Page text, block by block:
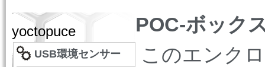
yoctopuce
USB環境センサー
POC-ボック
このエンク